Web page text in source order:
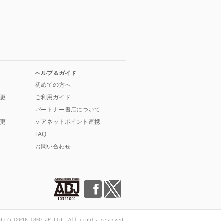
ヘルプ＆ガイド
初めての方へ
ご利用ガイド
パートナー書店について
ケアネットポイント連携
FAQ
お問い合わせ
ISHO-JP Ltd. All rights reserved.